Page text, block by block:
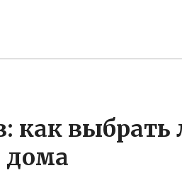
как
дома